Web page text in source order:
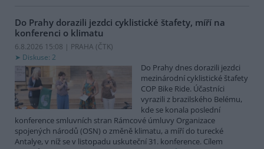
Do Prahy dorazili jezdci cyklistické štafety, míří na
konferenci o klimatu
6.8.2026 15:08 | PRAHA (ČTK)
Diskuse: 2
Do Prahy dnes dorazili jezdci
mezinárodní cyklistické štafety
COP Bike Ride. Účastníci
vyrazili z brazilského Belému,
kde se konala poslední
konference smluvních stran Rámcové úmluvy Organizace
spojených národů (OSN) o změně klimatu, a míří do turecké
Antalye, v níž se v listopadu uskuteční 31. konference. Cílem